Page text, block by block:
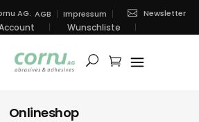
AG. AGB Impressum Newsletter
Wunschliste
Onlineshop